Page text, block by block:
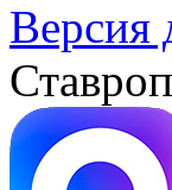
Версия